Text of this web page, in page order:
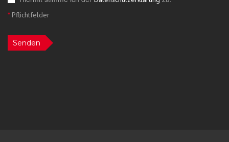
*Pflichtfelder
Senden